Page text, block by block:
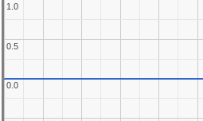
0.0
0.0
0.5
0.5
1.0
1.0